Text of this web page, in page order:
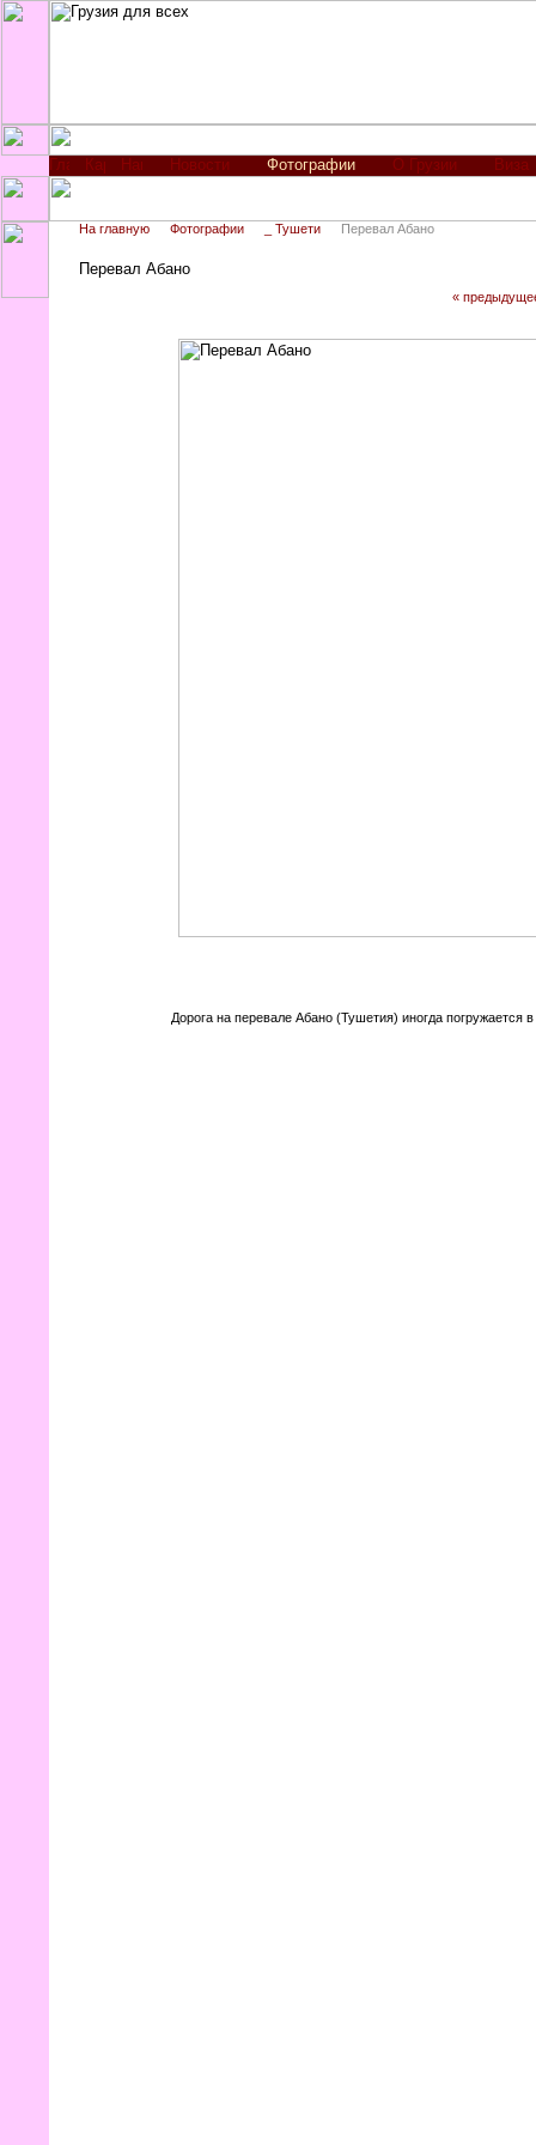
Новости Фотографии О Грузии Виза
На главную Фотографии _ Тушети Перевал Абано
Перевал Абано
«
Дорога на перевале Абано (Тушетия) иногда погружается в